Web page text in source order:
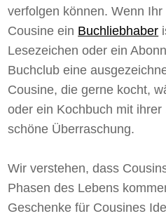
verfolgen können. Wenn
Cousine ein Buchliebhaber
Lesezeichen oder ein
Buchclub eine
Cousine, die gerne kocht,
oder ein Kochbuch mit
schöne Überraschung.
Wir verstehen, dass
Phasen des Lebens
Geschenke für Cousines